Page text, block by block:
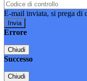
E-mail inviata, si prega di
Errore
Chiudi
Successo
Chiudi